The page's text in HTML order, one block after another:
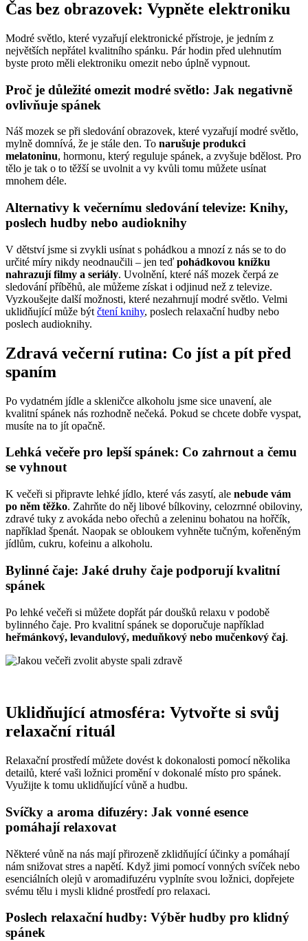
Čas bez obrazovek: Vypněte elektroniku
Modré světlo, které vyzařují elektronické přístroje, je jedním z
největších nepřátel kvalitního spánku. Pár hodin před ulehnutím
byste proto měli elektroniku omezit nebo úplně vypnout.
Proč je důležité omezit modré světlo: Jak negativně
ovlivňuje spánek
Náš mozek se při sledování obrazovek, které vyzařují modré světlo,
mylně domnívá, že je stále den. To narušuje produkci
melatoninu, hormonu, který reguluje spánek, a zvyšuje bdělost. Pro
tělo je tak o to těžší se uvolnit a vy kvůli tomu můžete usínat
mnohem déle.
Alternativy k večernímu sledování televize: Knihy,
poslech hudby nebo audioknihy
V dětství jsme si zvykli usínat s pohádkou a mnozí z nás se to do
určité míry nikdy neodnaučili – jen teď pohádkovou knížku
nahrazují filmy a seriály. Uvolnění, které náš mozek čerpá ze
sledování příběhů, ale můžeme získat i odjinud než z televize.
Vyzkoušejte další možnosti, které nezahrnují modré světlo. Velmi
uklidňující může být čtení knihy, poslech relaxační hudby nebo
poslech audioknihy.
Zdravá večerní rutina: Co jíst a pít před
spaním
Po vydatném jídle a skleničce alkoholu jsme sice unavení, ale
kvalitní spánek nás rozhodně nečeká. Pokud se chcete dobře vyspat,
musíte na to jít opačně.
Lehká večeře pro lepší spánek: Co zahrnout a čemu
se vyhnout
K večeři si připravte lehké jídlo, které vás zasytí, ale nebude vám
po něm těžko. Zahrňte do něj libové bílkoviny, celozrnné obiloviny,
zdravé tuky z avokáda nebo ořechů a zeleninu bohatou na hořčík,
například špenát. Naopak se obloukem vyhněte tučným, kořeněným
jídlům, cukru, kofeinu a alkoholu.
Bylinné čaje: Jaké druhy čaje podporují kvalitní
spánek
Po lehké večeři si můžete dopřát pár doušků relaxu v podobě
bylinného čaje. Pro kvalitní spánek se doporučuje například
heřmánkový, levandulový, meduňkový nebo mučenkový čaj.
Uklidňující atmosféra: Vytvořte si svůj
relaxační rituál
Relaxační prostředí můžete dovést k dokonalosti pomocí několika
detailů, které vaši ložnici promění v dokonalé místo pro spánek.
Využijte k tomu uklidňující vůně a hudbu.
Svíčky a aroma difuzéry: Jak vonné esence
pomáhají relaxovat
Některé vůně na nás mají přirozeně zklidňující účinky a pomáhají
nám snižovat stres a napětí. Když jimi pomocí vonných svíček nebo
esenciálních olejů v aromadifuzéru vyplníte svou ložnici, dopřejete
svému tělu i mysli klidné prostředí pro relaxaci.
Poslech relaxační hudby: Výběr hudby pro klidný
spánek